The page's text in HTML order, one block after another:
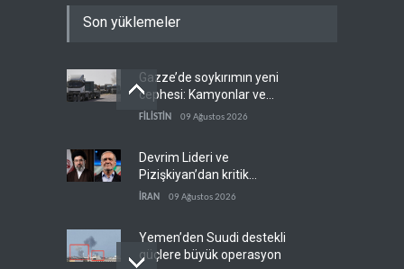
Son yüklemeler
Gazze’de soykırımın yeni
cephesi: Kamyonlar ve
sürücüler de hedefte
FİLİSTİN 09 Ağustos 2026
Devrim Lideri ve
Pizişkiyan’dan kritik
görüşme
İRAN 09 Ağustos 2026
Yemen’den Suudi destekli
güçlere büyük operasyon